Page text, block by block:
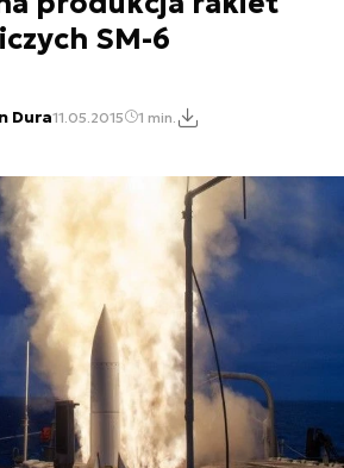
SM-6
Dura11.05.2015 1 min.